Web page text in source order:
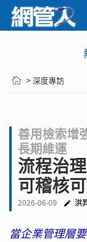
> 深度專訪
善用檢索增
長期維運
流程治
可稽核
2026-06-09 洪
當企業管理層